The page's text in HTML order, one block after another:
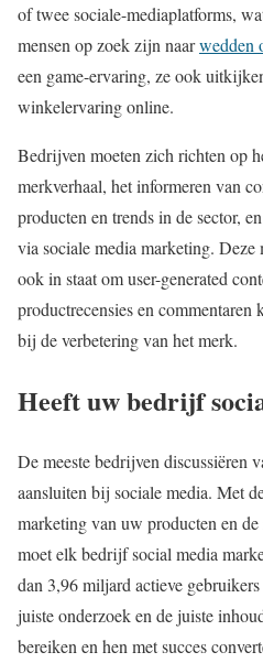
of twee sociale-mediaplatforms,
mensen op zoek zijn naarwedden
een game-ervaring, ze ook
winkelervaring online.
Bedrijven moeten zich richten op
merkverhaal, het informeren van
producten en trends in de sector,
via sociale media marketing.
ook in staat om user-generated
productrecensies en commentaren
bij de verbetering van het merk.
Heeft uw bedrijf
De meeste bedrijven discussiëren
aansluiten bij sociale media. Met
marketing van uw producten en
moet elk bedrijf social media
dan 3,96 miljard actieve
juiste onderzoek en de juiste
bereiken en hen met succes